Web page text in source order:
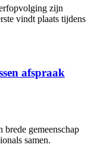
zijn
vindt plaats tijdens
afspraak
gemeenschap
samen.